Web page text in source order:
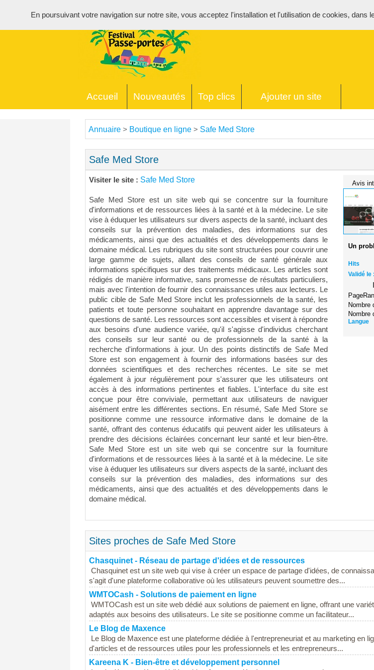
Accueil Nouveautés Top clics Ajouter un site
Annuaire > Boutique en ligne > Safe Med Store
Safe Med Store
Visiter le site : Safe Med Store
Safe Med Store est un site web qui se concentre sur la fourniture
d'informations et de ressources liées à la santé et à la médecine. Le site
vise à éduquer les utilisateurs sur divers aspects de la santé, incluant des
conseils sur la prévention des maladies, des informations sur des
médicaments, ainsi que des actualités et des développements dans le
domaine médical. Les rubriques du site sont structurées pour couvrir une
large gamme de sujets, allant des conseils de santé générale aux
informations spécifiques sur des traitements médicaux. Les articles sont
rédigés de manière informative, sans promesse de résultats particuliers,
mais avec l'intention de fournir des connaissances utiles aux lecteurs. Le
public cible de Safe Med Store inclut les professionnels de la santé, les
patients et toute personne souhaitant en apprendre davantage sur des
questions de santé. Les ressources sont accessibles et visent à répondre
aux besoins d'une audience variée, qu'il s'agisse d'individus cherchant
des conseils sur leur santé ou de professionnels de la santé à la
recherche d'informations à jour. Un des points distinctifs de Safe Med
Store est son engagement à fournir des informations basées sur des
données scientifiques et des recherches récentes. Le site se met
également à jour régulièrement pour s'assurer que les utilisateurs ont
accès à des informations pertinentes et fiables. L'interface du site est
conçue pour être conviviale, permettant aux utilisateurs de naviguer
aisément entre les différentes sections. En résumé, Safe Med Store se
positionne comme une ressource informative dans le domaine de la
santé, offrant des contenus éducatifs qui peuvent aider les utilisateurs à
prendre des décisions éclairées concernant leur santé et leur bien-être.
Safe Med Store est un site web qui se concentre sur la fourniture
d'informations et de ressources liées à la santé et à la médecine. Le site
vise à éduquer les utilisateurs sur divers aspects de la santé, incluant des
conseils sur la prévention des maladies, des informations sur des
médicaments, ainsi que des actualités et des développements dans le
domaine médical.
Avis
Un
Hits
Validé le :
Nombre
Nombre
Langue
Sites proches de Safe Med Store
Chasquinet - Réseau de partage d'idées et de ressources
Chasquinet est un site web qui vise à créer un espace de partage d'idées, de
s'agit d'une plateforme collaborative où les utilisateurs peuvent soumettre des...
WMTOCash - Solutions de paiement en ligne
WMTOCash est un site web dédié aux solutions de paiement en ligne, offrant une
adaptés aux besoins des utilisateurs. Le site se positionne comme un facilitateur...
Le Blog de Maxence
Le Blog de Maxence est une plateforme dédiée à l'entrepreneuriat et au marketing en
d'articles et de ressources utiles pour les professionnels et les entrepreneurs...
Kareena K - Bien-être et développement personnel
En poursuivant votre navigation sur notre site, vous acceptez l'installation et l'utilisation de cookies, dans